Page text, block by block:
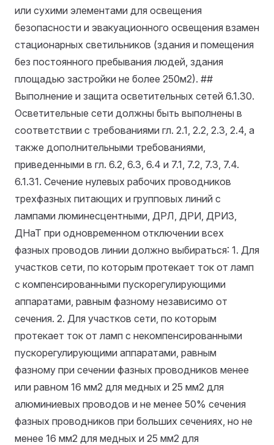
или сухими элементами для освещения
безопасности и эвакуационного освещения взамен
стационарных светильников (здания и помещения
без постоянного пребывания людей, здания
площадью застройки не более 250м2). ##
Выполнение и защита осветительных сетей 6.1.30.
Осветительные сети должны быть выполнены в
соответствии с требованиями гл. 2.1, 2.2, 2.3, 2.4, а
также дополнительными требованиями,
приведенными в гл. 6.2, 6.3, 6.4 и 7.1, 7.2, 7.3, 7.4.
6.1.31. Сечение нулевых рабочих проводников
трехфазных питающих и групповых линий с
лампами люминесцентными, ДРЛ, ДРИ, ДРИЗ,
ДНаТ при одновременном отключении всех
фазных проводов линии должно выбираться: 1. Для
участков сети, по которым протекает ток от ламп
с компенсированными пускорегулирующими
аппаратами, равным фазному независимо от
сечения. 2. Для участков сети, по которым
протекает ток от ламп с некомпенсированными
пускорегулирующими аппаратами, равным
фазному при сечении фазных проводников менее
или равном 16 мм2 для медных и 25 мм2 для
алюминиевых проводов и не менее 50% сечения
фазных проводников при больших сечениях, но не
менее 16 мм2 для медных и 25 мм2 для